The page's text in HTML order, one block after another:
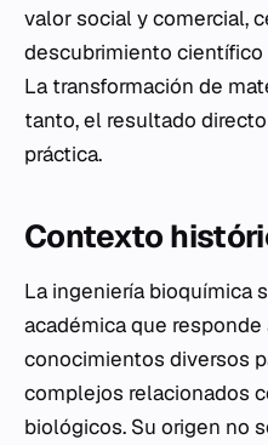
valor social y comercial,
descubrimiento
La transformación de
tanto, el resultado
práctica.
Contexto
La ingeniería bioquímica
académica que
conocimientos diversos
complejos relacionados
biológicos. Su origen no